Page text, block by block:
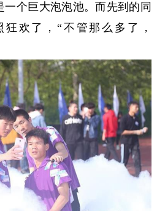
一个巨大泡泡池。而先到的同
欢了，“不管那么多了，